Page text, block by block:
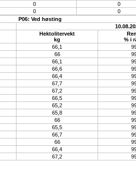
0 0
0 0
P06: Ved høsting
Hektolitervekt
kg
% i
66,1
66
66,1
66,6
66,4
67,7
67,2
66,5
65,2
65,8
66
65,5
66,7
66
66,4
67,2